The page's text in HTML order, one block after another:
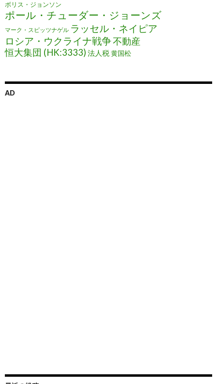
ボリス・ジョンソン
ポール・チューダー・ジョーンズ
マーク・スピッツナゲル ラッセル・ネイピア
ロシア・ウクライナ戦争不動産
恒大集団 (HK:3333) 法人税黄国松
AD